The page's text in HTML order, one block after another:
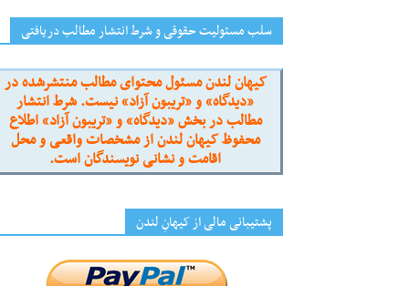
سلب مسئولیت حقوقی و شرط انتشار مطالب دریافتی
کیهان لندن مسئول محتوای مطالب منتشرشده در
«دیدگاه» و «تریبون آزاد» نیست. شرط انتشار
مطالب در بخش «دیدگاه» و «تریبون آزاد» اطلاع
محفوظ کیهان لندن از مشخصات واقعی و محل
اقامت و نشانی نویسندگان است.
پشتیبانی مالی از کیهانِ لندن